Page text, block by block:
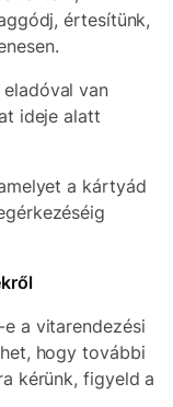
értesítünk,
van
ideje alatt
a kártyád
a vitarendezési
hogy további
kérünk, figyeld a